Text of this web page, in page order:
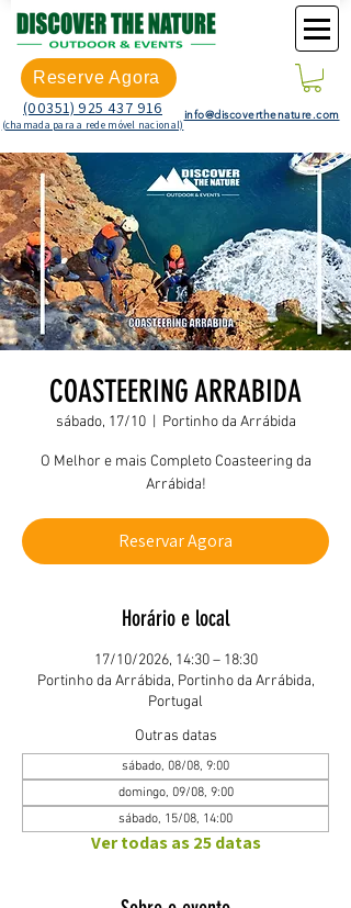
Reserve Agora
(00351) 925 437 916
(chamada para a rede móvel nacional)
info@discoverthenature.com
COASTEERING ARRABIDA
sábado, 17/10
  |
Portinho da Arrábida
O Melhor e mais Completo Coasteering da
Arrábida!
Reservar Agora
Horário e local
17/10/2026, 14:30 – 18:30
Portinho da Arrábida, Portinho da Arrábida,
Portugal
Outras datas
sábado, 08/08, 9:00
domingo, 09/08, 9:00
sábado, 15/08, 14:00
Ver todas as 25 datas